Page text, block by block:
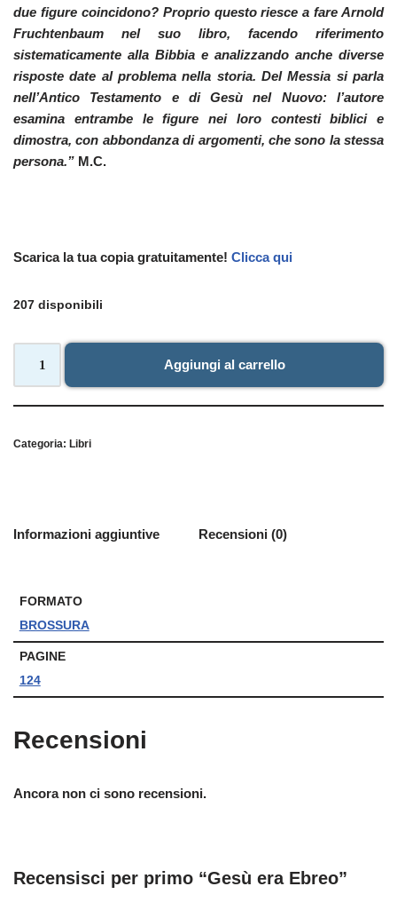
due figure coincidono? Proprio questo riesce a fare Arnold
Fruchtenbaum nel suo libro, facendo riferimento
sistematicamente alla Bibbia e analizzando anche diverse
risposte date al problema nella storia. Del Messia si parla
nell’Antico Testamento e di Gesù nel Nuovo: l’autore
esamina entrambe le figure nei loro contesti biblici e
dimostra, con abbondanza di argomenti, che sono la stessa
persona.” M.C.
Scarica la tua copia gratuitamente! Clicca qui
207 disponibili
Aggiungi al carrello
Categoria: Libri
Informazioni aggiuntive Recensioni (0)
FORMATO
BROSSURA
PAGINE
124
Recensioni
Ancora non ci sono recensioni.
Recensisci per primo “Gesù era Ebreo”